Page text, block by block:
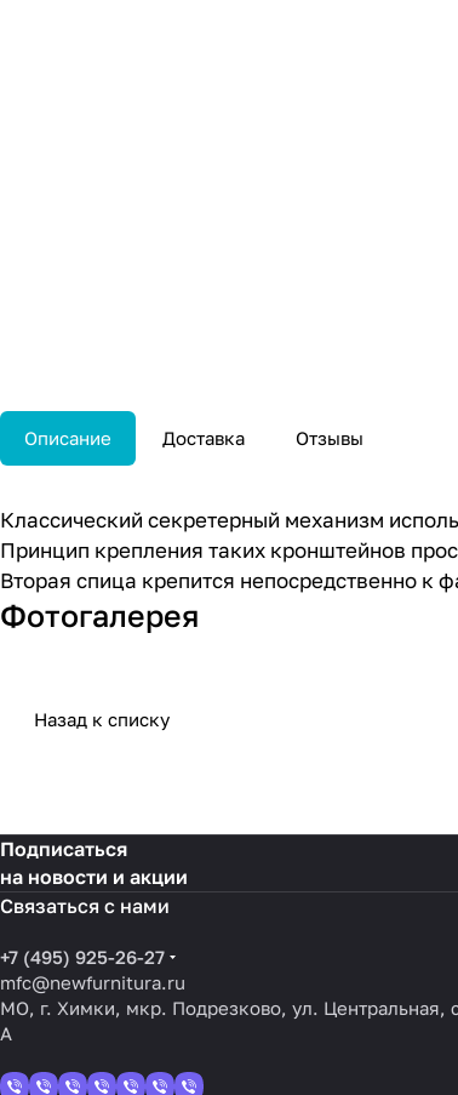
Описание Доставка Отзывы
Классический секретерный механизм
Принцип крепления таких кронштейнов
Вторая спица крепится непосредственно
Фотогалерея
Назад к списку
Подписаться
на новости и акции
Связаться с нами
+7 (495) 925-26-27
mfc@newfurnitura.ru
МО, г. Химки, мкр. Подрезково, ул. Центральная,
А